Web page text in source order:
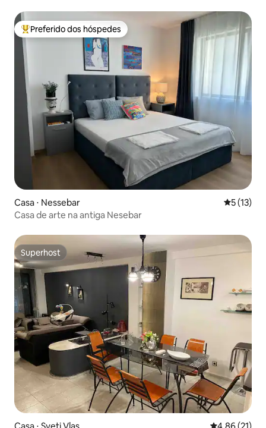
Entre os melhores preferidos dos hóspedes
Preferido dos hóspedes
Casa ⋅ Nessebar 5 de uma
5 (13)
Casa de arte na antiga Nesebar
Superhost
Superhost
Casa ⋅ Sveti Vlas 4,86 de uma
4,86 (21)